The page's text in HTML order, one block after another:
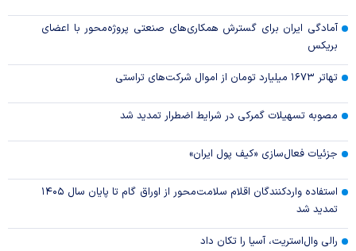
آمادگی ایران برای گسترش همکاری‌های صنعتی پروژه‌محور با اعضای
بریکس
تهاتر ۱۶۷۳ میلیارد تومان از اموال شرکت‌های تراستی
مصوبه تسهیلات گمرکی در شرایط اضطرار تمدید شد
جزئیات فعال‌سازی «کیف پول ایران»
استفاده واردکنندگان اقلام سلامت‌محور از اوراق گام تا پایان سال ۱۴۰۵
تمدید شد
رالی وال‌استریت، آسیا را تکان داد